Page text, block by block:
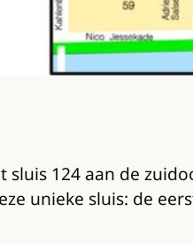
124 aan de
unieke sluis: de